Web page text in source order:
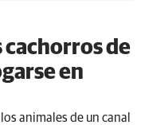
cachorros de
en
animales de un canal